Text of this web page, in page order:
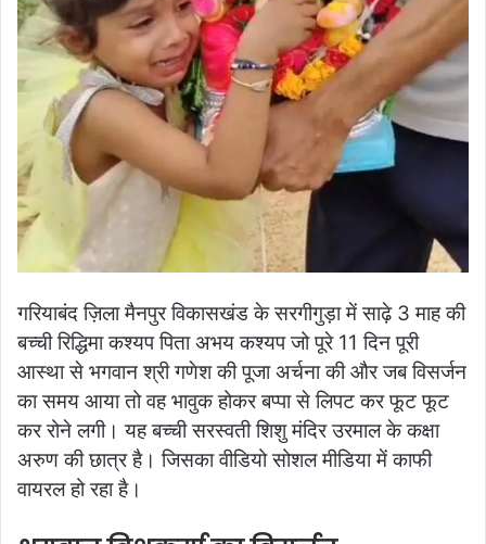
गरियाबंद ज़िला मैनपुर विकासखंड के सरगीगुड़ा में साढ़े 3 माह की
बच्ची रिद्धिमा कश्यप पिता अभय कश्यप जो पूरे 11 दिन पूरी
आस्था से भगवान श्री गणेश की पूजा अर्चना की और जब विसर्जन
का समय आया तो वह भावुक होकर बप्पा से लिपट कर फूट फूट
कर रोने लगी। यह बच्ची सरस्वती शिशु मंदिर उरमाल के कक्षा
अरुण की छात्र है। जिसका वीडियो सोशल मीडिया में काफी
वायरल हो रहा है।